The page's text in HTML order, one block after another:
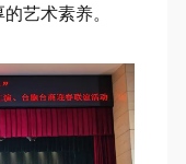
艺术素养。